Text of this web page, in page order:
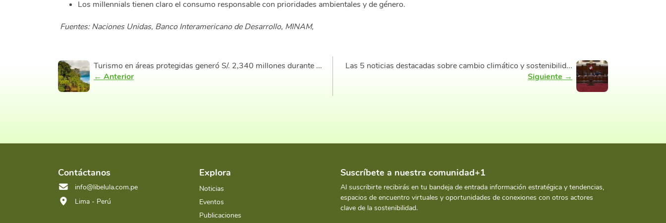
Los millennials tienen claro el consumo responsable con prioridades ambientales y de género.
Fuentes: Naciones Unidas, Banco Interamericano de Desarrollo, MINAM,
Turismo en áreas protegidas generó S/. 2,340 millones durante ...
← Anterior
Las 5 noticias destacadas sobre cambio climático y sostenibilid...
Siguiente →
Contáctanos
info@libelula.com.pe
Lima - Perú
Explora
Noticias
Eventos
Publicaciones
Suscríbete a nuestra comunidad+1
Al suscribirte recibirás en tu bandeja de entrada información estratégica y tendencias,
espacios de encuentro virtuales y oportunidades de conexiones con otros actores
clave de la sostenibilidad.